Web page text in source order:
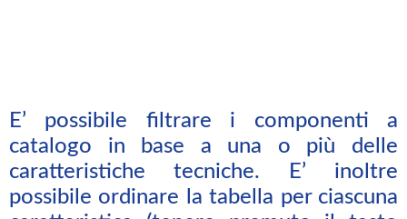
E’ possibile filtrare i componenti a
catalogo in base a una o più delle
caratteristiche tecniche. E’ inoltre
possibile ordinare la tabella per ciascuna